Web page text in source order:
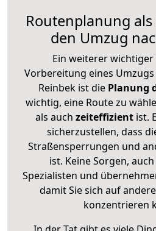
Routenplanung
den Umzug
Ein weiterer
Vorbereitung eines
Reinbek ist die Planung
wichtig, eine Route zu
als auch zeiteffizientist.
sicherzustellen, dass
Straßensperrungen und
ist. Keine Sorgen,
Spezialisten und
damit Sie sich auf
konzentrieren